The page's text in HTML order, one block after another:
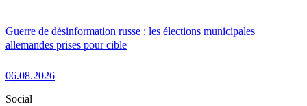
Guerre de désinformation russe : les élections municipales
allemandes prises pour cible
06.08.2026
Social